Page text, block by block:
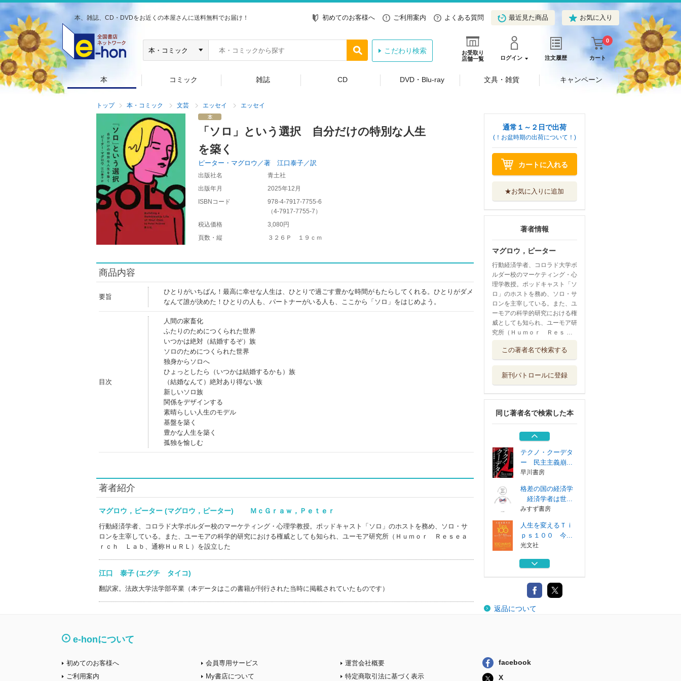
本、雑誌、CD・DVDをお近くの本屋さんに送料無料でお届け！ 初めてのお客様へ ご利用案内 よくある質問 最近見た商品 お気に入り
お受取り
店舗一覧
ログイン 注文履歴 カート
0
こだわり検索
本 コミック 雑誌 CD DVD・Blu-ray 文具・雑貨 キャンペーン
トップ 本・コミック 文芸 エッセイ エッセイ
「ソロ」という選択 自分だけの特別な人生
を築く
ピーター・マグロウ／著 江口泰子／訳
出版社名
青土社
出版年月
2025年12月
ISBNコード
978-4-7917-7755-6
（4-7917-7755-7 ）
税込価格
3,080円
頁数・縦
３２６Ｐ １９ｃｍ
商品内容
要旨
ひとりがいちばん！最高に幸せな人生は、ひとりで過ごす豊かな時間がもたらしてくれる。ひとりがダメ
なんて誰が決めた！ひとりの人も、パートナーがいる人も、ここから「ソロ」をはじめよう。
目次
人間の家畜化
ふたりのためにつくられた世界
いつかは絶対（結婚するぞ）族
ソロのためにつくられた世界
独身からソロへ
ひょっとしたら（いつかは結婚するかも）族
（結婚なんて）絶対あり得ない族
新しいソロ族
関係をデザインする
素晴らしい人生のモデル
基盤を築く
豊かな人生を築く
孤独を愉しむ
著者紹介
マグロウ，ピーター (マグロウ，ピーター) ＭｃＧｒａｗ，Ｐｅｔｅｒ
行動経済学者、コロラド大学ボルダー校のマーケティング・心理学教授。ポッドキャスト「ソロ」のホストを務め、ソロ・サ
ロンを主宰している。また、ユーモアの科学的研究における権威としても知られ、ユーモア研究所（Ｈｕｍｏｒ Ｒｅｓｅａ
ｒｃｈ Ｌａｂ、通称ＨｕＲＬ）を設立した
江口 泰子 (エグチ タイコ)
翻訳家。法政大学法学部卒業（本データはこの書籍が刊行された当時に掲載されていたものです）
通常１～２日で出荷
(！お盆時期の出荷について！)
カートに入れる
★お気に入りに追加
著者情報
マグロウ，ピーター
行動経済学者、コロラド大学ボ
ルダー校のマーケティング・心
理学教授。ポッドキャスト「ソ
ロ」のホストを務め、ソロ・サ
ロンを主宰している。また、ユ
ーモアの科学的研究における権
威としても知られ、ユーモア研
究所（Ｈｕｍｏｒ Ｒｅｓ …
この著者名で検索する
新刊パトロールに登録
同じ著者名で検索した本
ｐｓ１００ 今...
世界最凶のスパイ
早川書房
ニューノマド新時
代の生き方
早川書房
テクノ・クーデタ
ー 民主主義崩...
早川書房
格差の国の経済学
経済学者は世...
みすず書房
人生を変えるＴｉ
ｐｓ１００ 今...
光文社
世界最凶のスパイ
早川書房
ニューノマド新時
代の生き方
返品について
e-honについて
初めてのお客様へ
ご利用案内
会員専用サービス
My書店について
運営会社概要
特定商取引法に基づく表示
facebook
X